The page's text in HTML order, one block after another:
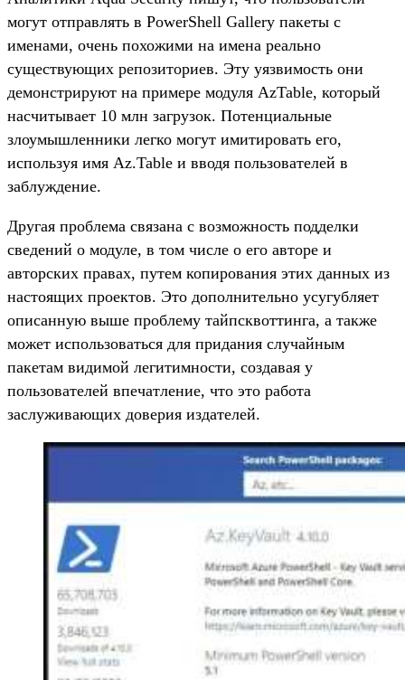
могут отправлять в PowerShell Gallery пакеты с
именами, очень похожими на имена реально
существующих репозиториев. Эту уязвимость они
демонстрируют на примере модуля AzTable, который
насчитывает 10 млн загрузок. Потенциальные
злоумышленники легко могут имитировать его,
используя имя Az.Table и вводя пользователей в
заблуждение.
Другая проблема связана с возможность подделки
сведений о модуле, в том числе о его авторе и
авторских правах, путем копирования этих данных из
настоящих проектов. Это дополнительно усугубляет
описанную выше проблему тайпсквоттинга, а также
может использоваться для придания случайным
пакетам видимой легитимности, создавая у
пользователей впечатление, что это работа
заслуживающих доверия издателей.